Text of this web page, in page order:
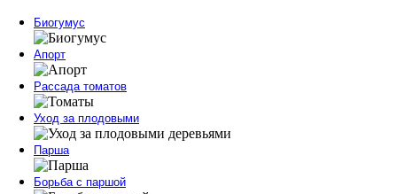
Биогумус
Апорт
Рассада томатов
Уход за плодовыми
Парша
Борьба с паршой